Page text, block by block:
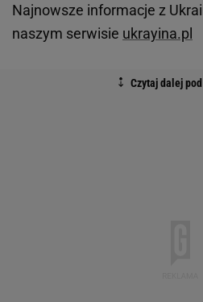
Najnowsze informacje z
naszym serwisie ukrayina.pl